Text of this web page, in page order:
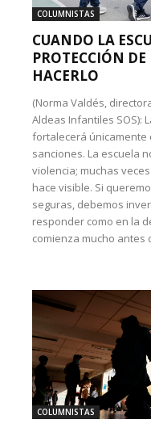
COLUMNISTAS
CUANDO LA
PROTECCIÓN
HACERLO
(Norma Valdés,
Aldeas Infantiles SOS):
fortalecerá únicamente
sanciones. La escuela
violencia; muchas
hace visible. Si
seguras, debemos
responder como en la
comienza mucho antes
COLUMNISTAS